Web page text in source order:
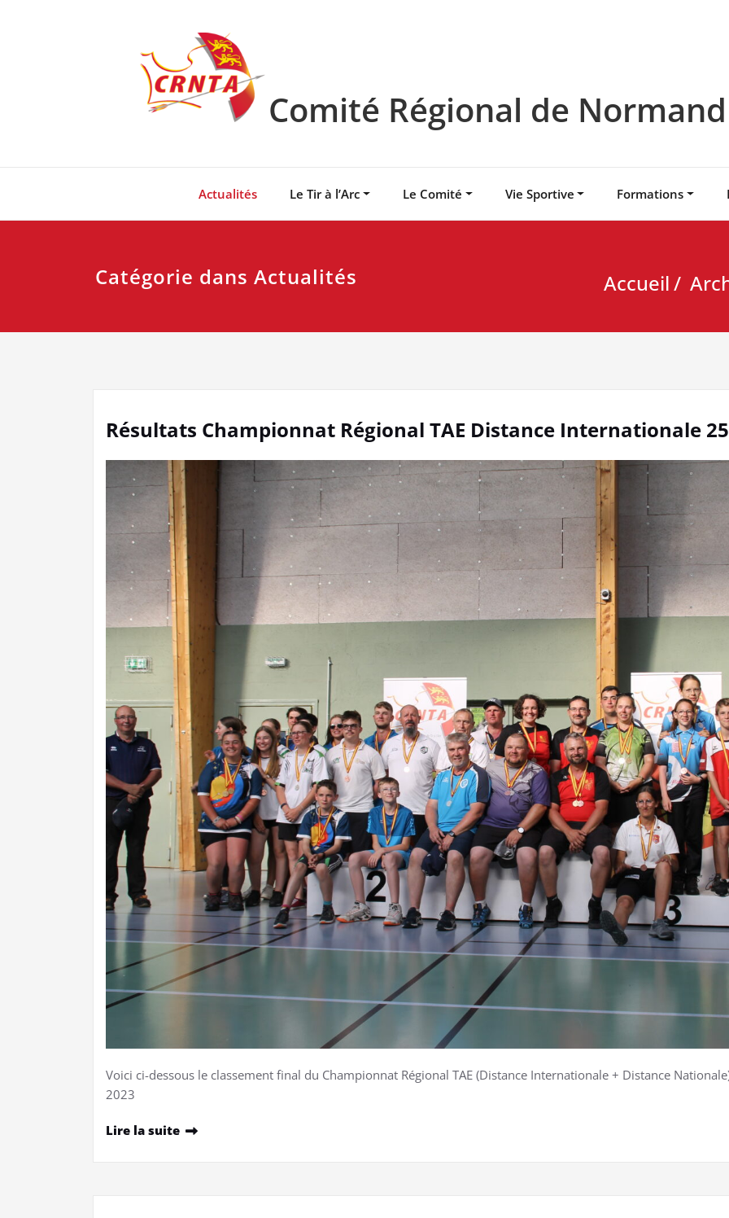
Comité Régional de
Actualités Le Tir à l’Arc Le Comité Vie Sportive Formations
Catégorie dans Actualités Accueil
Résultats Championnat Régional TAE Distance Internationale
Voici ci-dessous le classement final du Championnat Régional TAE (Distance Internationale + Distance
2023
Lire la suite